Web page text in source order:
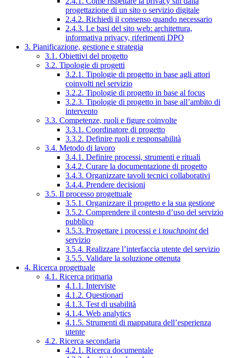
progettazione di un sito o servizio digitale
2.4.2. Richiedi il consenso quando necessario
2.4.3. Le basi del sito web: architettura,
informativa privacy, riferimenti DPO
3. Pianificazione, gestione e strategia
3.1. Obiettivi del progetto
3.2. Tipologie di progetti
3.2.1. Tipologie di progetto in base agli attori
coinvolti nel servizio
3.2.2. Tipologie di progetto in base al focus
3.2.3. Tipologie di progetto in base all’ambito di
intervento
3.3. Competenze, ruoli e figure coinvolte
3.3.1. Coordinatore di progetto
3.3.2. Definire ruoli e responsabilità
3.4. Metodo di lavoro
3.4.1. Definire processi, strumenti e rituali
3.4.2. Curare la documentazione di progetto
3.4.3. Organizzare tavoli tecnici collaborativi
3.4.4. Prendere decisioni
3.5. Il processo progettuale
3.5.1. Organizzare il progetto e la sua gestione
3.5.2. Comprendere il contesto d’uso del servizio
pubblico
3.5.3. Progettare i processi e i touchpointdel
servizio
3.5.4. Realizzare l’interfaccia utente del servizio
3.5.5. Validare la soluzione ottenuta
4. Ricerca progettuale
4.1. Ricerca primaria
4.1.1. Interviste
4.1.2. Questionari
4.1.3. Test di usabilità
4.1.4. Web analytics
4.1.5. Strumenti di mappatura dell’esperienza
utente
4.2. Ricerca secondaria
4.2.1. Ricerca documentale